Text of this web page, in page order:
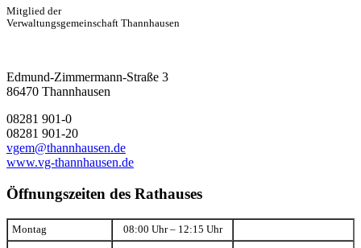
Mitglied der
Verwaltungsgemeinschaft Thannhausen
Edmund-Zimmermann-Straße 3
86470 Thannhausen
08281 901-0
08281 901-20
vgem@thannhausen.de
www.vg-thannhausen.de
Öffnungszeiten des Rathauses
Montag 08:00 Uhr – 12:15 Uhr